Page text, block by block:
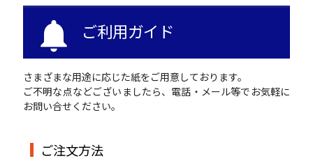
notifications ご利用ガイド
さまざまな用途に応じた紙をご用意しております。
ご不明な点などございましたら、電話・メール等でお気軽に
お問い合せください。
ご注文方法